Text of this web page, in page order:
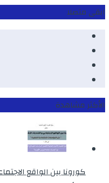
ابقى متصلا
الأكثر مشاهدة
كورونا بين الواقع